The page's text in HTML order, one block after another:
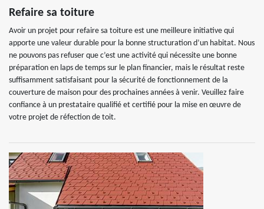
Refaire sa toiture
Avoir un projet pour refaire sa toiture est une meilleure initiative qui
apporte une valeur durable pour la bonne structuration d’un habitat. Nous
ne pouvons pas refuser que c’est une activité qui nécessite une bonne
préparation en laps de temps sur le plan financier, mais le résultat reste
suffisamment satisfaisant pour la sécurité de fonctionnement de la
couverture de maison pour des prochaines années à venir. Veuillez faire
confiance à un prestataire qualifié et certifié pour la mise en œuvre de
votre projet de réfection de toit.